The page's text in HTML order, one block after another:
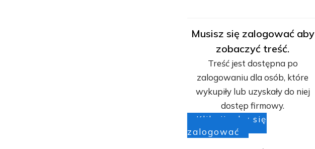
Musisz się zalogować aby
zobaczyć treść.
Treść jest dostępna po
zalogowaniu dla osób, które
wykupiły lub uzyskały do niej
dostęp firmowy.
Kliknij, aby się
zalogować